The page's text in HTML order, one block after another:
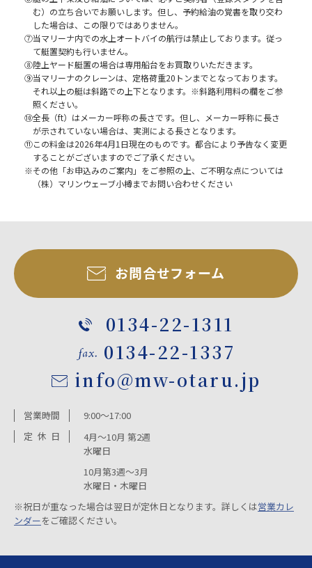
む）の立ち合いでお願いします。但し、予約給油の覚書を取り交わ
した場合は、この限りではありません。
⑦当マリーナ内での水上オートバイの航行は禁止しております。従っ
て艇置契約も行いません。
⑧陸上ヤード艇置の場合は専用船台をお買取りいただきます。
⑨当マリーナのクレーンは、定格荷重20トンまでとなっております。
それ以上の艇は斜路での上下となります。※斜路利用料の欄をご参
照ください。
⑩全長（ft）はメーカー呼称の長さです。但し、メーカー呼称に長さ
が示されていない場合は、実測による長さとなります。
⑪この料金は2026年4月1日現在のものです。都合により予告なく変更
することがございますのでご了承ください。
※その他「お申込みのご案内」をご参照の上、ご不明な点については
（株）マリンウェーブ小樽までお問い合わせください
お問合せフォーム
0134-22-1311
0134-22-1337
info@mw-otaru.jp
営業時間
9:00～17:00
定 休 日
4月～10月 第2週
水曜日
10月第3週～3月
水曜日・木曜日
※祝日が重なった場合は翌日が定休日となります。詳しくは営業カレ
ンダーをご確認ください。